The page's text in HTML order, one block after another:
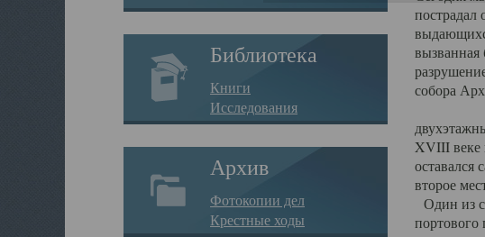
Библиотека
Книги
Исследования
Архив
Фотокопии дел
Крестные ходы
пострадал
вызванная
собора
XVIII веке
второе
Один из